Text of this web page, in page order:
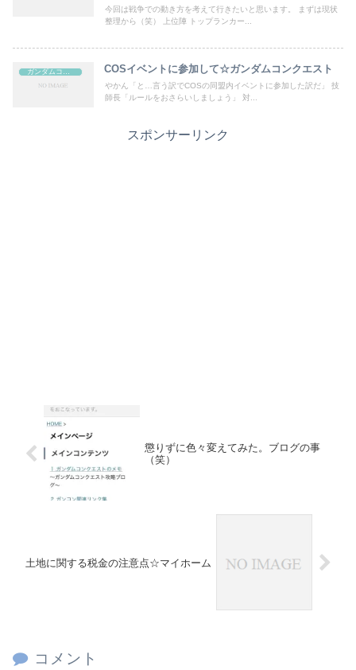
今回は戦争での動き方を考えて行きたいと思います。 まずは現状
整理から（笑） 上位陣 トップランカー...
ガンダムコンクエスト COSイベントに参加して☆ガンダムコンクエスト
やかん「と…言う訳でCOSの同盟内イベントに参加した訳だ」 技
師長「ルールをおさらいしましょう」 対...
スポンサーリンク
懲りずに色々変えてみた。ブログの事
（笑）
土地に関する税金の注意点☆マイホーム
コメント